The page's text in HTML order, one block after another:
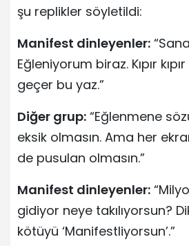
şu replikler söyletildi:
Manifest dinleyenler:
Eğleniyorum biraz. Kıpır
geçer bu yaz.”
Diğer grup: “Eğlenmene
eksik olmasın. Ama her
de pusulan olmasın.”
Manifest dinleyenler:
gidiyor neye takılıyorsun?
kötüyü ‘Manifestliyorsun’.”